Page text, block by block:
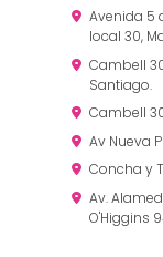
Avenida 5
local 30,
Cambell
Santiago.
Cambell
Av Nueva
Concha y
Av.
O'Higgins